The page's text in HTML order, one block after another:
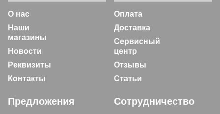
О нас
Наши
магазины
Новости
Реквизиты
Контакты
Оплата
Доставка
Сервисный
центр
Отзывы
Статьи
Предложения Сотрудничество